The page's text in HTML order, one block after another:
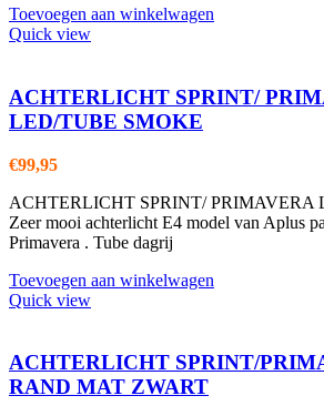
Toevoegen aan winkelwagen
Quick view
ACHTERLICHT SPRINT/
LED/TUBE SMOKE
€99,95
ACHTERLICHT SPRINT/ PRIMAVERA
Zeer mooi achterlicht E4 model van Aplus
Primavera . Tube dagrij
Toevoegen aan winkelwagen
Quick view
ACHTERLICHT SPRINT/
RAND MAT ZWART